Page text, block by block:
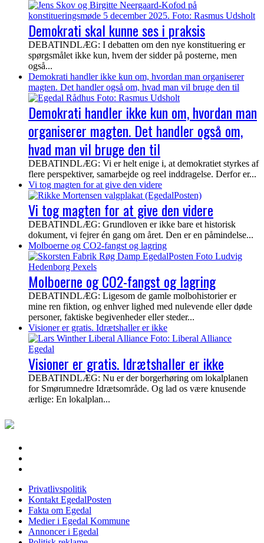
Demokrati skal kunne ses i praksis
DEBATINDLÆG: I debatten om den nye konstituering er
spørgsmålet ikke kun, hvem der sidder på posterne, men
også...
Demokrati handler ikke kun om, hvordan man organiserer
magten. Det handler også om, hvad man vil bruge den til
Demokrati handler ikke kun om, hvordan man
organiserer magten. Det handler også om,
hvad man vil bruge den til
DEBATINDLÆG: Vi er helt enige i, at demokratiet styrkes af
flere perspektiver, samarbejde og reel inddragelse. Derfor er...
Vi tog magten for at give den videre
Vi tog magten for at give den videre
DEBATINDLÆG: Grundloven er ikke bare et historisk
dokument, vi fejrer én gang om året. Den er en påmindelse...
Molboerne og CO2-fangst og lagring
Molboerne og CO2-fangst og lagring
DEBATINDLÆG: Ligesom de gamle molbohistorier er
mine ren fiktion, og enhver lighed med nulevende eller døde
personer, faktiske begivenheder eller steder...
Visioner er gratis. Idrætshaller er ikke
Visioner er gratis. Idrætshaller er ikke
DEBATINDLÆG: Nu er der borgerhøring om lokalplanen
for Smørumnedre Idrætsområde. Og lad os være knusende
ærlige: En lokalplan...
EgedalPosten
Privatlivspolitik
Kontakt EgedalPosten
Fakta om Egedal
Medier i Egedal Kommune
Annoncer i Egedal